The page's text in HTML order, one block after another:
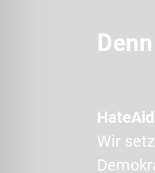
C
T
C
H
HateAid
Wir